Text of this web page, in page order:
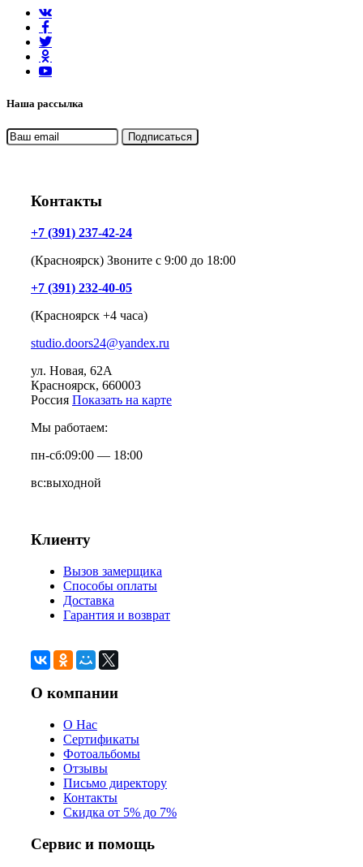
Наша рассылка
Контакты
+7 (391) 237-42-24
(Красноярск) Звоните с 9:00 до 18:00
+7 (391) 232-40-05
(Красноярск +4 часа)
studio.doors24@yandex.ru
ул. Новая, 62А
Красноярск, 660003
Россия Показать на карте
Мы работаем:
пн-сб:09:00 — 18:00
вс:выходной
Клиенту
Вызов замерщика
Способы оплаты
Доставка
Гарантия и возврат
О компании
О Нас
Сертификаты
Фотоальбомы
Отзывы
Письмо директору
Контакты
Скидка от 5% до 7%
Сервис и помощь